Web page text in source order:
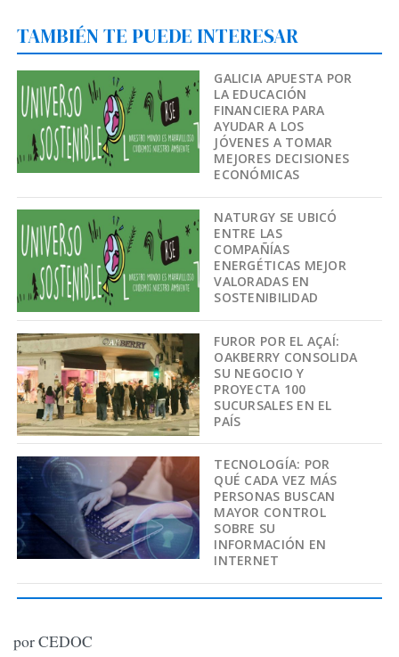
TAMBIÉN TE PUEDE INTERESAR
GALICIA APUESTA POR
LA EDUCACIÓN
FINANCIERA PARA
AYUDAR A LOS
JÓVENES A TOMAR
MEJORES DECISIONES
ECONÓMICAS
NATURGY SE UBICÓ
ENTRE LAS
COMPAÑÍAS
ENERGÉTICAS MEJOR
VALORADAS EN
SOSTENIBILIDAD
FUROR POR EL AÇAÍ:
OAKBERRY CONSOLIDA
SU NEGOCIO Y
PROYECTA 100
SUCURSALES EN EL
PAÍS
TECNOLOGÍA: POR
QUÉ CADA VEZ MÁS
PERSONAS BUSCAN
MAYOR CONTROL
SOBRE SU
INFORMACIÓN EN
INTERNET
por CEDOC